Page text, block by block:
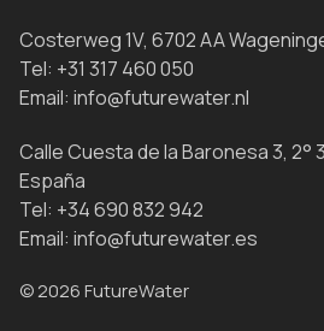
Costerweg 1V, 6702 AA
Tel: +31 317 460 050
Email: info@futurewater.nl
Calle Cuesta de la Baronesa 3, 2°
España
Tel: +34 690 832 942
Email: info@futurewater.es
© 2026 FutureWater